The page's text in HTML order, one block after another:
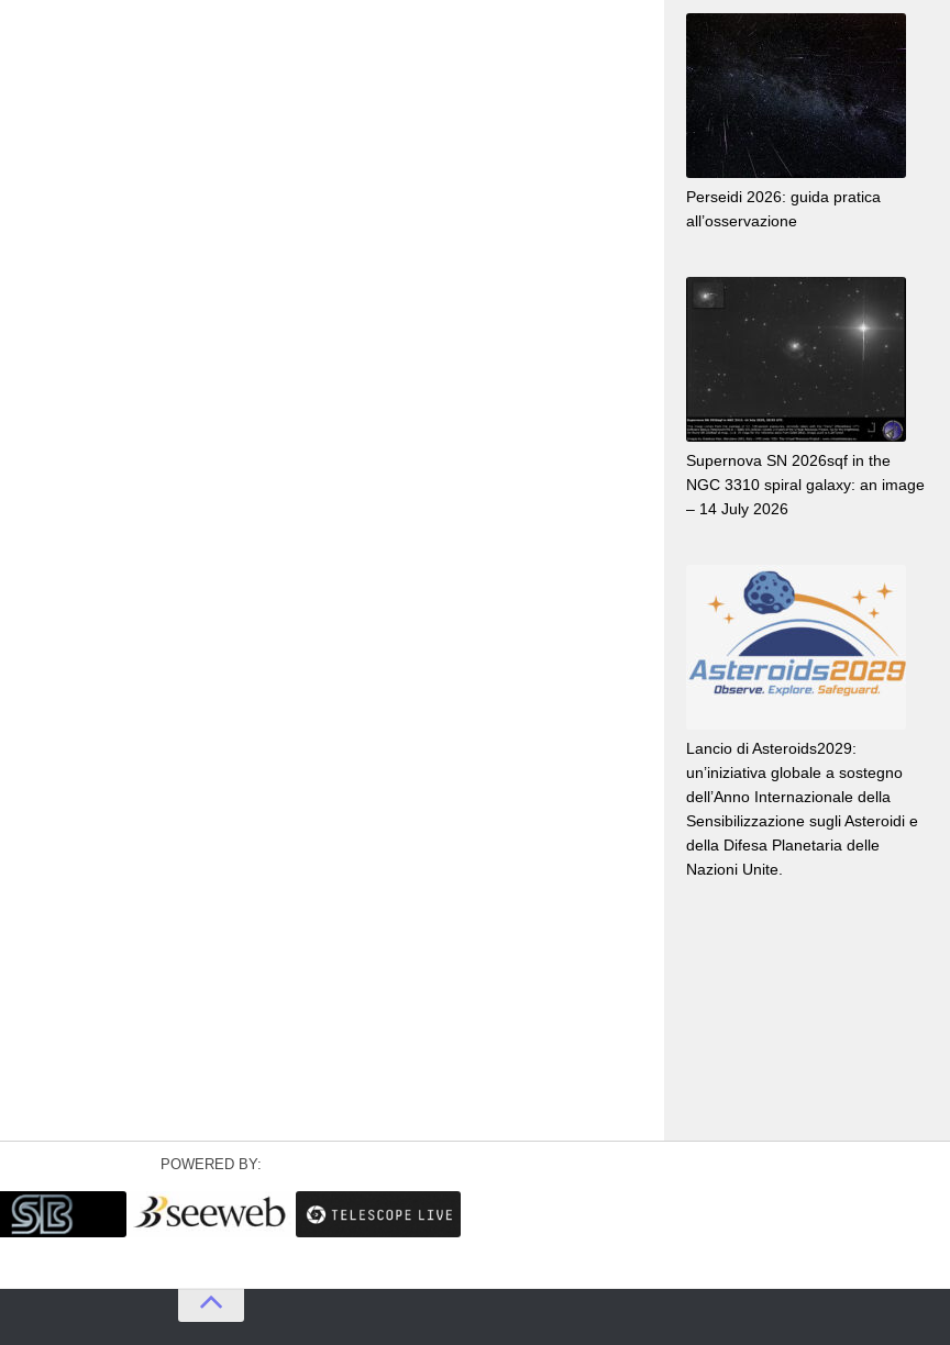
Perseidi 2026: guida pratica
all’osservazione
Supernova SN 2026sqf in the
NGC 3310 spiral galaxy: an image
– 14 July 2026
Lancio di Asteroids2029:
un’iniziativa globale a sostegno
dell’Anno Internazionale della
Sensibilizzazione sugli Asteroidi e
della Difesa Planetaria delle
Nazioni Unite.
POWERED BY: